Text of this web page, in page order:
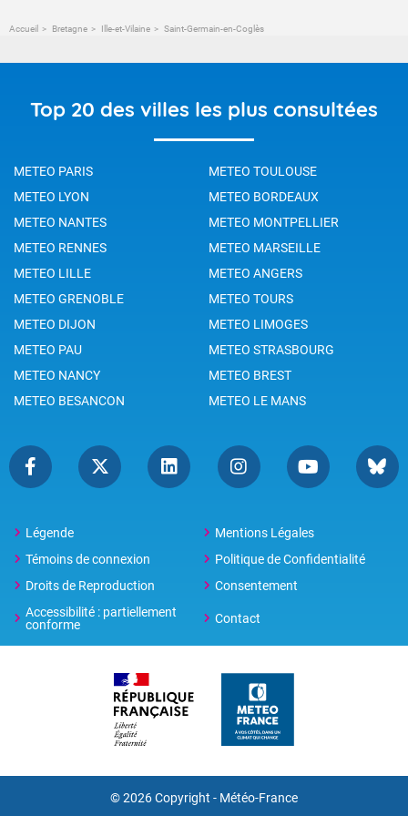
Accueil Bretagne Ille-et-Vilaine Saint-Germain-en-Coglès
Top 20 des villes les plus consultées
METEO PARIS
METEO TOULOUSE
METEO LYON
METEO BORDEAUX
METEO NANTES
METEO MONTPELLIER
METEO RENNES
METEO MARSEILLE
METEO LILLE
METEO ANGERS
METEO GRENOBLE
METEO TOURS
METEO DIJON
METEO LIMOGES
METEO PAU
METEO STRASBOURG
METEO NANCY
METEO BREST
METEO BESANCON
METEO LE MANS
Légende
Mentions Légales
Témoins de connexion
Politique de Confidentialité
Droits de Reproduction
Consentement
Accessibilité : partiellement
conforme
Contact
© 2026 Copyright - Météo-France